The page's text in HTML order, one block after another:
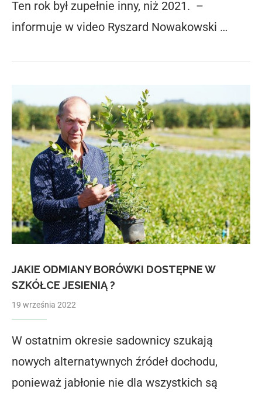
Ten rok był zupełnie inny, niż 2021. –
informuje w video Ryszard Nowakowski …
JAKIE ODMIANY BORÓWKI DOSTĘPNE W
SZKÓŁCE JESIENIĄ ?
19 września 2022
W ostatnim okresie sadownicy szukają
nowych alternatywnych źródeł dochodu,
ponieważ jabłonie nie dla wszystkich są